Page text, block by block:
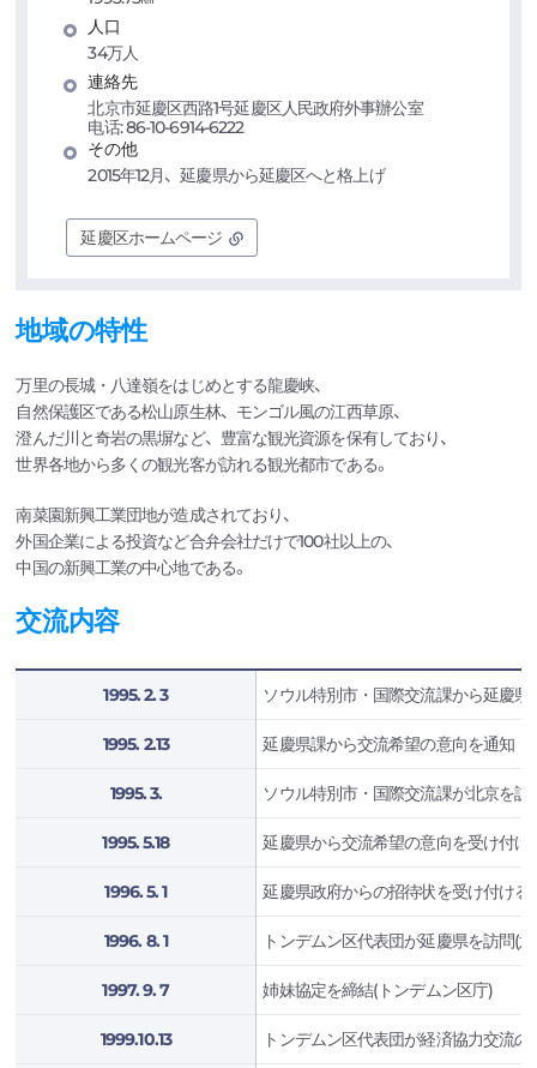
人口
34万人
連絡先
北京市延慶区西路1号延慶区人民政府外事辦公室
电话: 86-10-6914-6222
その他
2015年12月、延慶県から延慶区へと格上げ
延慶区ホームページ
地域の特性
万里の長城・八達嶺をはじめとする龍慶峡、
自然保護区である松山原生林、モンゴル風の江西草原、
澄んだ川と奇岩の黒塀など、豊富な観光資源を保有しており、
世界各地から多くの観光客が訪れる観光都市である。
南菜園新興工業団地が造成されており、
外国企業による投資など合弁会社だけで100社以上の、
中国の新興工業の中心地である。
交流内容
1995. 2. 3 ソウル特別市・国際交流課から延慶
1995. 2.13 延慶県課から交流希望の意向を通知
1995. 3. ソウル特別市・国際交流課が北京を
1995. 5.18 延慶県から交流希望の意向を受け付け
1996. 5. 1 延慶県政府からの招待状を受け付ける
1996. 8. 1 トンデムン区代表団が延慶県を訪問(
1997. 9. 7 姉妹協定を締結(トンデムン区庁)
1999.10.13 トンデムン区代表団が経済協力交流